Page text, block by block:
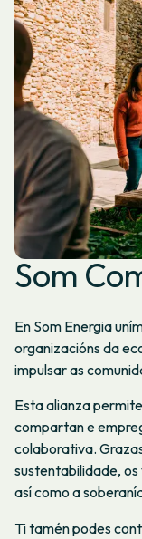
Som
En Som Energia
organizacións da
impulsar as
Esta alianza
compartan e
colaborativa.
sustentabilidade, os
así como a
Ti tamén podes